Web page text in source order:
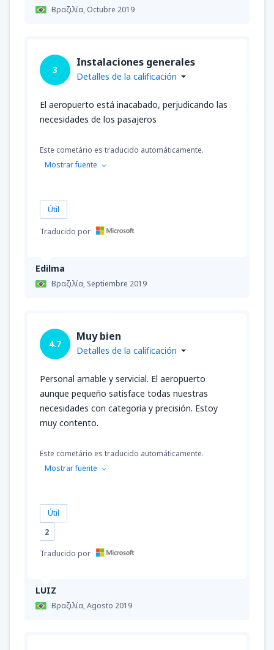
Βραζιλία, Octubre 2019
Edilma
Βραζιλία, Septiembre 2019
3
Instalaciones generales
Detalles de la calificación
El aeropuerto está inacabado, perjudicando las
necesidades de los pasajeros
Este cometário es traducido automáticamente.
Mostrar fuente
Útil
Traducido por
LUIZ
Βραζιλία,Agosto 2019
4.7
Muy bien
Detalles de la calificación
Personal amable y servicial. El aeropuerto
aunque pequeño satisface todas nuestras
necesidades con categoría y precisión. Estoy
muy contento.
Este cometário es traducido automáticamente.
Mostrar fuente
Útil
2
Traducido por